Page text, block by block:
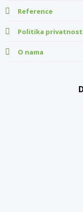
Reference
Politika
O nama